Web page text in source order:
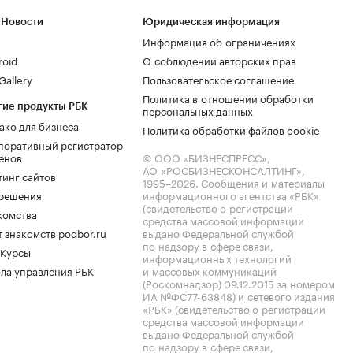
продукты РБК
для бизнеса
регистратор
сайтов
знакомств podbor.ru
управления РБК
Юридическая информация
Информация об ограничениях
О соблюдении авторских прав
Пользовательское соглашение
Политика в отношении обработки
персональных данных
Политика обработки файлов cookie
© ООО «БИЗНЕСПРЕСС»,
АО «РОСБИЗНЕСКОНСАЛТИНГ»,
1995–2026. Сообщения и материалы
информационного агентства «РБК»
(свидетельство о регистрации
средства массовой информации
выдано Федеральной службой
по надзору в сфере связи,
информационных технологий
и массовых коммуникаций
(Роскомнадзор) 09.12.2015 за номером
ИА №ФС77-63848) и сетевого издания
«РБК» (свидетельство о регистрации
средства массовой информации
выдано Федеральной службой
по надзору в сфере связи,